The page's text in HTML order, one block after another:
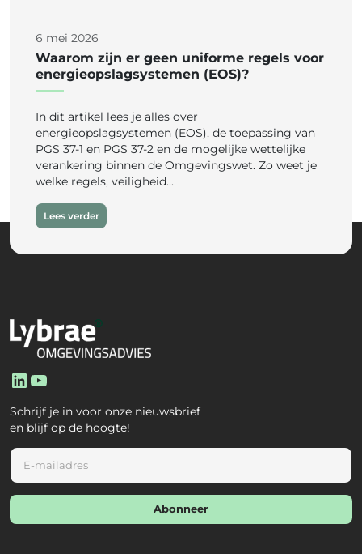
6 mei 2026
Waarom zijn er geen uniforme regels voor
energieopslagsystemen (EOS)?
In dit artikel lees je alles over
energieopslagsystemen (EOS), de toepassing van
PGS 37-1 en PGS 37-2 en de mogelijke wettelijke
verankering binnen de Omgevingswet. Zo weet je
welke regels, veiligheid...
Lees verder
LinkedIn
Schrijf je in voor onze nieuwsbrief
en blijf op de hoogte!
E
a
i
l
Abonneer